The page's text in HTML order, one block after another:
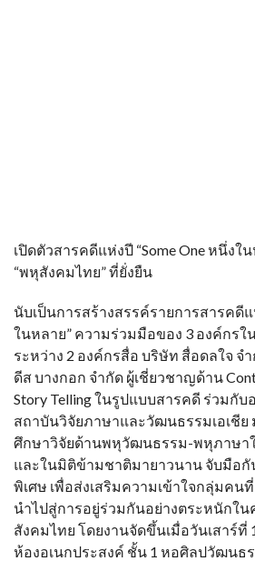
เปิดตัวสารคดีแห่งปี “Some One หนึ่งใน
“พหุสังคมไทย” ที่ยั่งยืน
นับเป็นการสร้างสรรค์รายการสารคดีแ
ในหลาย” ความร่วมมือของ 3 องค์กรใ
ระหว่าง 2 องค์กรสื่อ บริษัท สื่อดลใจ จ
ดีส บางกอก จำกัด ผู้เชี่ยวชาญด้าน
Story Telling ในรูปแบบสารคดี ร่วมกั
สถาบันวิจัยภาษาและวัฒนธรรมเอเชี
ศึกษาวิจัยด้านพหุวัฒนธรรม-พหุภาษา
และในมิติข้ามชาติมายาวนาน จับมือกั
พิเศษ เพื่อส่งเสริมความเข้าใจกลุ่มคน
นำไปสู่การอยู่ร่วมกันอย่างตระหนักใ
สังคมไทย โดยงานจัดขึ้นเมื่อวันเสาร์ที่
ห้องอเนกประสงค์ ชั้น 1 หอศิลปวัฒนธ